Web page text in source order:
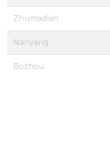
Zhumadian
Nanyang
Bozhou